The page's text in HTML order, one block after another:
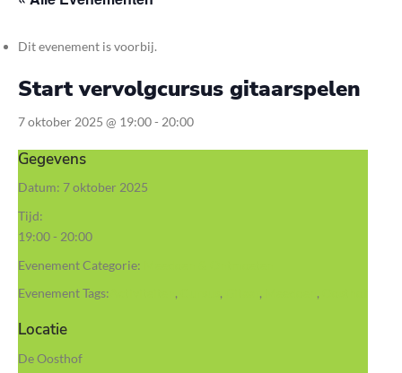
Dit evenement is voorbij.
Start vervolgcursus gitaarspelen
7 oktober 2025 @ 19:00- 20:00
Gegevens
Datum: 7 oktober 2025
Tijd:
19:00 - 20:00
Evenement Categorie:
Evenement Tags:
, , , ,
Locatie
De Oosthof